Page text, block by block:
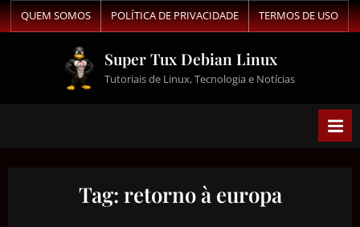
QUEM SOMOS POLÍTICA DE PRIVACIDADE TERMOS DE USO
Super Tux Debian Linux
Tutoriais de Linux, Tecnologia e Notícias
Tag: retorno à europa